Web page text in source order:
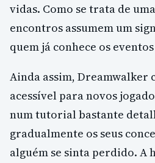
vidas. Como se trata de
encontros assumem um
quem já conhece os
Ainda assim, Dreamwalker
acessível para novos
num tutorial bastante
gradualmente os seus
alguém se sinta perdido.